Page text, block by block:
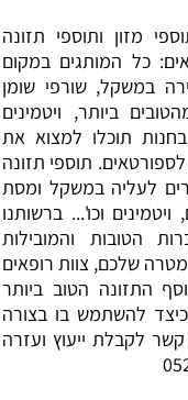
מזון ותוספי תזונה
כל המותגים במקום
במשקל, שורפי שומן
ביותר, ויטמינים
תוכלו למצוא את
תוספי תזונה
לעליה במשקל ומסת
וכו'... ברשותנו
הטובות והמובילות
שלכם, צוות רופאים
התזונה הטוב ביותר
להשתמש בו בצורה
לקבלת ייעוץ ועזרה